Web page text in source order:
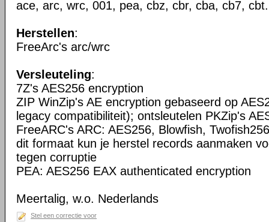
ace, arc, wrc, 001, pea, cbz, cbr, cba, cb7, cbt.
Herstellen:
FreeArc's arc/wrc
Versleuteling:
7Z's AES256 encryption
ZIP WinZip's AE encryption gebaseerd op
legacy compatibiliteit); ontsleutelen PKZip's
FreeARC's ARC: AES256, Blowfish,
dit formaat kun je herstel records aanmaken
tegen corruptie
PEA: AES256 EAX authenticated encryption
Meertalig, w.o. Nederlands
Stel een correctie voor